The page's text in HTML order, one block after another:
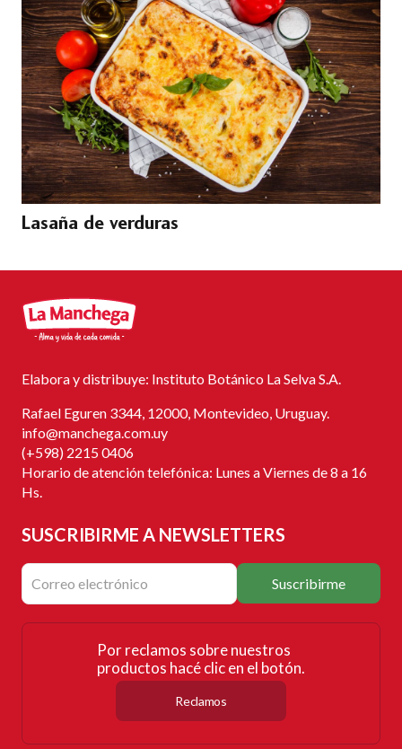
Lasaña de verduras
Elabora y distribuye: Instituto Botánico La Selva S.A.
Rafael Eguren 3344, 12000, Montevideo, Uruguay.
info@manchega.com.uy
(+598) 2215 0406
Horario de atención telefónica: Lunes a Viernes de 8 a 16
Hs.
SUSCRIBIRME A NEWSLETTERS
Suscribirme
Por reclamos sobre nuestros
productos hacé clic en el botón.
Reclamos